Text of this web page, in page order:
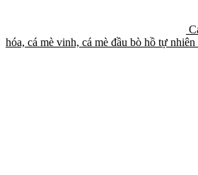
hóa, cá mè vinh, cá mè đầu bò hồ tự